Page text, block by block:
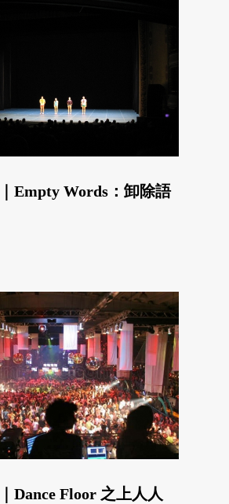
Empty Words：卸除語
Dance Floor 之上人人